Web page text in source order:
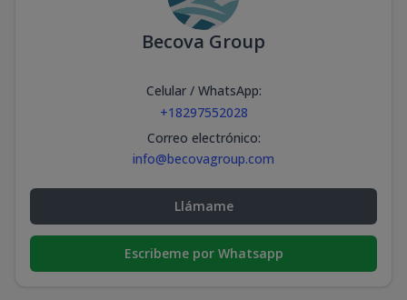
Becova Group
Celular / WhatsApp:
+18297552028
Correo electrónico:
info@becovagroup.com
Llámame
Escribeme por Whatsapp